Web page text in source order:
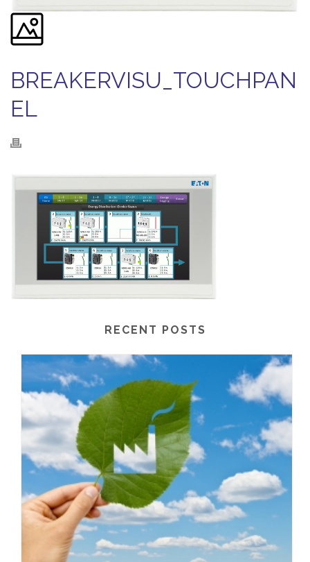
BREAKERVISU_TOUCHPAN
EL
RECENT POSTS